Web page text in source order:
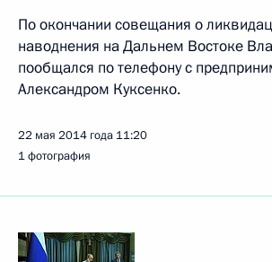
По окончании совещания о
наводнения на Дальнем Востоке
пообщался по телефону с
Александром Куксенко.
22 мая 2014 года 11:20
1 фотография